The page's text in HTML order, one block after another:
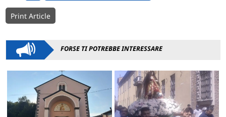
Print Article
FORSE TI POTREBBE INTERESSARE